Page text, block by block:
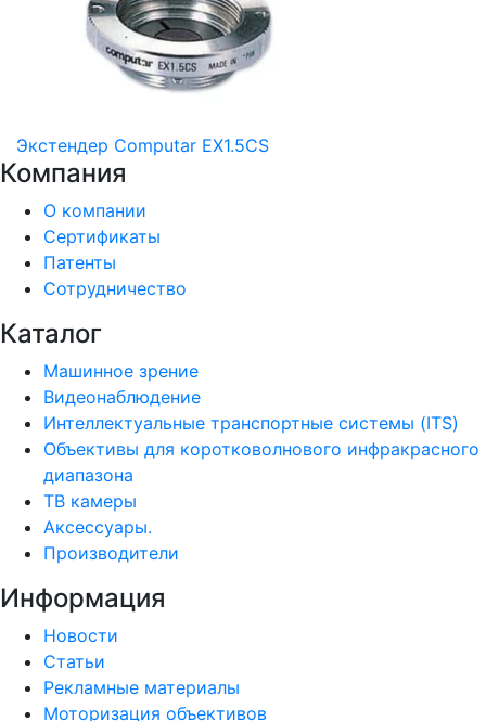
Экстендер Computar EX1.5CS
Компания
О компании
Сертификаты
Патенты
Сотрудничество
Каталог
Машинное зрение
Видеонаблюдение
Интеллектуальные транспортные системы (ITS)
Объективы для коротковолнового инфракрасного
диапазона
ТВ камеры
Аксессуары.
Производители
Информация
Новости
Статьи
Рекламные материалы
Моторизация объективов